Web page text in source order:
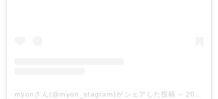
myonさん(@myon_stagram)がシェアした投稿 – 2019年 5月月1日午前5時47分PDT